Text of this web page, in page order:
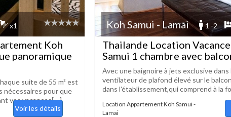
x1
Koh
panoramique
suite de 55 m² est
pour que
vos vacances[....]
Voir les détails
Koh Samui - Lamai 1 -2
Thailande Location
Samui 1 chambre avec
Avec une baignoire à jets exclusive
ventilateur de plafond élevé sur le
dans l'établissement,qui comprend à la
Location Appartement Koh Samui -
Lamai